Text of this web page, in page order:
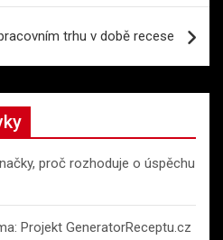
trhu v době recese
proč rozhoduje o úspěchu
Projekt GeneratorReceptu.cz